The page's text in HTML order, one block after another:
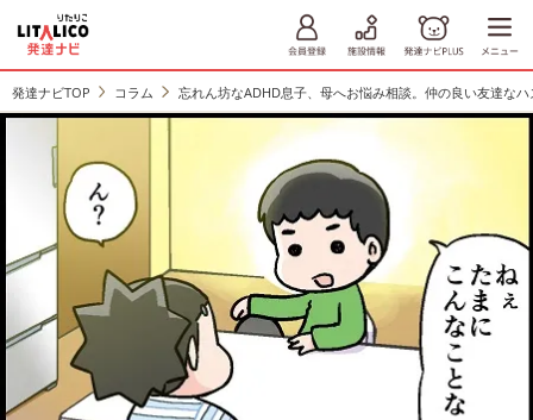
発達ナビTOP コラム 忘れん坊なADHD息子、母へお悩み相談。仲の良い友達な